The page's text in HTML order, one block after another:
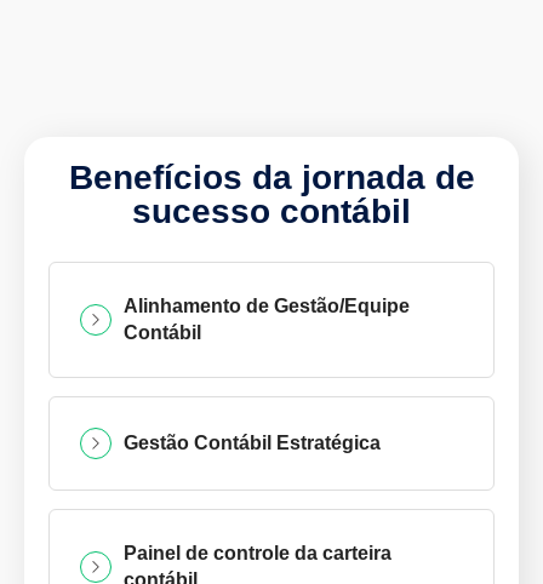
Benefícios da jornada de
sucesso contábil
Alinhamento de Gestão/Equipe
Contábil
Gestão Contábil Estratégica
Painel de controle da carteira
contábil